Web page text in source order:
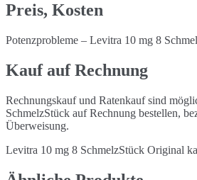
Preis, Kosten
Potenzprobleme – Levitra 10 mg 8
Kauf auf Rechnung
Rechnungskauf und Ratenkauf sind
SchmelzStück auf Rechnung bestellen,
Überweisung.
Levitra 10 mg 8 SchmelzStück Original